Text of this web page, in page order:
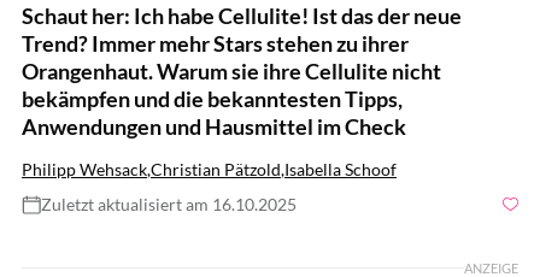
Schaut her: Ich habe Cellulite! Ist das der neue
Trend? Immer mehr Stars stehen zu ihrer
Orangenhaut. Warum sie ihre Cellulite nicht
bekämpfen und die bekanntesten Tipps,
Anwendungen und Hausmittel im Check
Philipp Wehsack,Christian Pätzold,Isabella Schoof
Zuletzt aktualisiert am 16.10.2025
ANZEIGE